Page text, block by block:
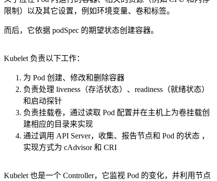
限制）以及其它设置，例如环境变量、卷和标签。
而后，它依据 podSpec 的期望状态创建容器。
Kubelet 负责以下工作：
为 Pod 创建、修改和删除容器
负责处理 liveness（存活状态）、readiness（就绪状态）
和启动探针
负责挂载卷，通过读取 Pod 配置并在主机上为卷挂载创
建相应的目录来实现
通过调用 API Server，收集、报告节点和 Pod 的状态 ，
实现方式为 cAdvisor 和 CRI
Kubelet 也是一个 Controller，它监视 Pod 的变化，并利用节点